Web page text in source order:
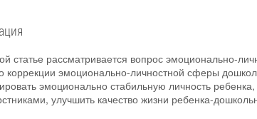
статье рассматривается вопрос эмоционально-
коррекции эмоционально-личностной сферы
эмоционально стабильную личность
улучшить качество жизни ребенка-